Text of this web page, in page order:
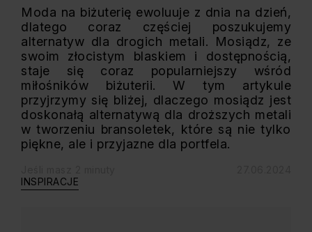
Moda na biżuterię ewoluuje z dnia na dzień,
dlatego coraz częściej poszukujemy
alternatyw dla drogich metali. Mosiądz, ze
swoim złocistym blaskiem i dostępnością,
staje się coraz popularniejszy wśród
miłośników biżuterii. W tym artykule
przyjrzymy się bliżej, dlaczego mosiądz jest
doskonałą alternatywą dla droższych metali
w tworzeniu bransoletek, które są nie tylko
piękne, ale i przyjazne dla portfela.
INSPIRACJE